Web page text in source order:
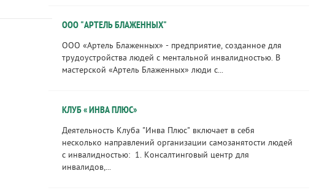
ООО "АРТЕЛЬ БЛАЖЕННЫХ"
ООО «Артель Блаженных» - предприятие, созданное для
трудоустройства людей с ментальной инвалидностью. В
мастерской «Артель Блаженных» люди с...
КЛУБ « ИНВА ПЛЮС»
Деятельность Клуба "Инва Плюс" включает в себя
несколько направлений организации самозанятости людей
с инвалидностью: 1. Консалтинговый центр для
инвалидов,...